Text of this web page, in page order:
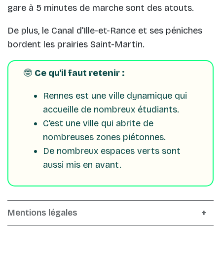
gare à 5 minutes de marche sont des atouts.
De plus, le Canal d'Ille-et-Rance et ses péniches
bordent les prairies Saint-Martin.
🤓 Ce qu'il faut retenir :
Rennes est une ville dynamique qui
accueille de nombreux étudiants.
C'est une ville qui abrite de
nombreuses zones piétonnes.
De nombreux espaces verts sont
aussi mis en avant.
Mentions légales